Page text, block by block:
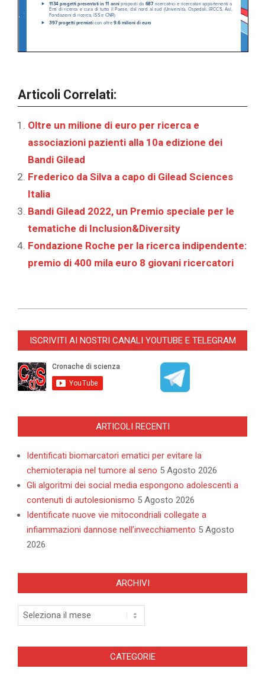
Articoli Correlati:
Oltre un milione di euro per ricerca e
associazioni pazienti alla 10a edizione dei
Bandi Gilead
Frederico da Silva a capo di Gilead Sciences
Italia
Bandi Gilead 2022, un Premio speciale per le
tematiche di Inclusion&Diversity
Fondazione Roche per la ricerca indipendente:
premio di 400 mila euro 8 giovani ricercatori
10-
ISCRIVITI AI NOSTRI CANALI YOUTUBE E TELEGRAM
ARTICOLI RECENTI
Identificati biomarcatori ematici per evitare la
chemioterapia nel tumore al seno 5 Agosto 2026
Gli algoritmi dei social media espongono adolescenti a
contenuti di autolesionismo 5 Agosto 2026
Identificate nuove vie mitocondriali collegate a
infiammazioni dannose nell’invecchiamento 5 Agosto
2026
ARCHIVI
Archivi
CATEGORIE